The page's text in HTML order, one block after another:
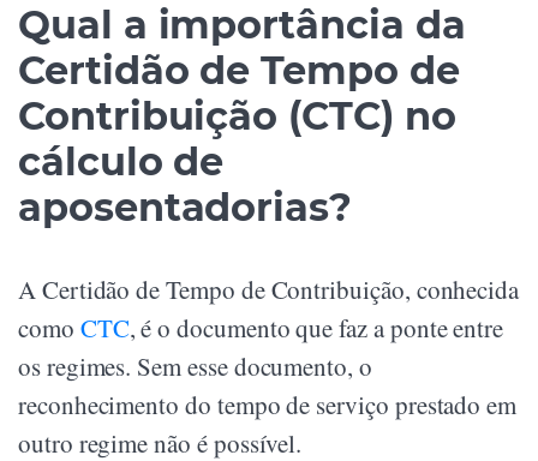
Qual a importância da
Certidão de Tempo de
Contribuição (CTC) no
cálculo de
aposentadorias?
A Certidão de Tempo de Contribuição, conhecida
como CTC, é o documento que faz a ponte entre
os regimes. Sem esse documento, o
reconhecimento do tempo de serviço prestado em
outro regime não é possível.